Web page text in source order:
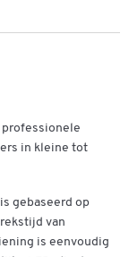
professionele
in kleine tot
gebaseerd op
van
is eenvoudig